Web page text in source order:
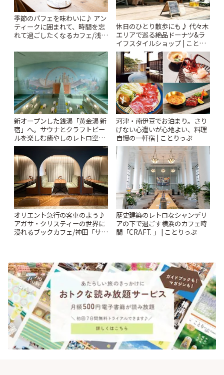
季節のパフェを味わいに♪ アン
ティークに囲まれて、時間を忘
れて過ごしたくなるカフェ/浅草
休日のひとり散歩にも♪ 代々木
エリアで巡る絶品ドーナツ&ラ
イフスタイルショップ | ことり
っぷ
新オープンした銭湯「黄金湯 新
宿」へ。サウナとクラフトビー
ルを楽しむ癒やしのレトロ空間
| ことりっぷ
河津・南伊豆でお泊まり。さり
げない心遣いが心地よい、料理
自慢の一軒宿 | ことりっぷ
オリエント急行の客車のよう♪
アガサ・クリスティーの世界に
浸れるブックカフェ/神田「サロ
歴史建築のレトロなシャンデリ
アの下で過ごす横浜のカフェ時
間「CRAFT. 」 | ことりっぷ